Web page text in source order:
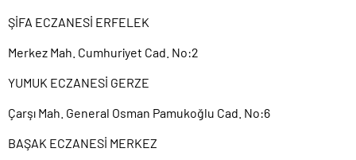
ŞİFA ECZANESİ ERFELEK
Merkez Mah. Cumhuriyet Cad. No:2
YUMUK ECZANESİ GERZE
Çarşı Mah. General Osman Pamukoğlu Cad. No:6
BAŞAK ECZANESİ MERKEZ